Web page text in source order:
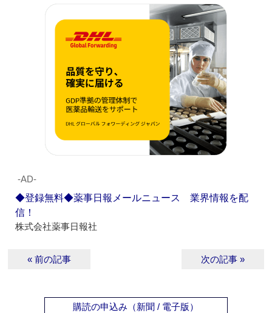
‐AD‐
◆登録無料◆薬事日報メールニュース 業界情報を配
信！
株式会社薬事日報社
« 前の記事 次の記事 »
購読の申込み（新聞 / 電子版）